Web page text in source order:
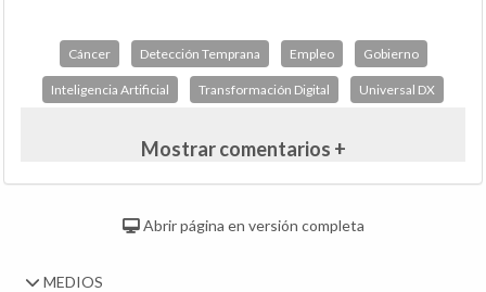
Cáncer Detección Temprana Empleo Gobierno
Inteligencia Artificial Transformación Digital Universal DX
Mostrar comentarios +
Abrir página en versión completa
MEDIOS